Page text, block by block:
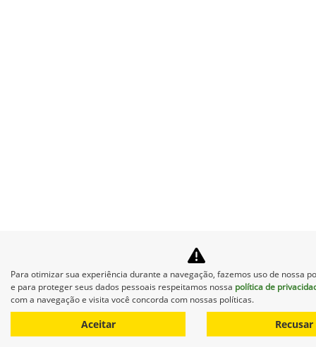
Para otimizar sua experiência durante a navegação, fazemos uso de nossa
e para proteger seus dados pessoais respeitamos nossa política de
com a navegação e visita você concorda com nossas políticas.
Aceitar Recusar